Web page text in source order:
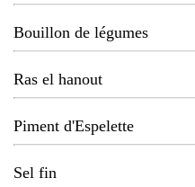
Bouillon de légumes
Ras el hanout
Piment d'Espelette
Sel fin